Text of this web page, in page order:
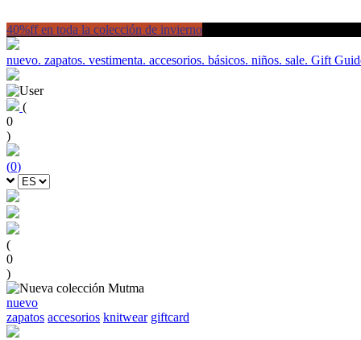
40%ff en toda la colección de invierno
nuevo. zapatos. vestimenta. accesorios. básicos. niños. sale. Gift
(
0
)
(0)
(
0
)
nuevo
zapatos accesorios knitwear giftcard